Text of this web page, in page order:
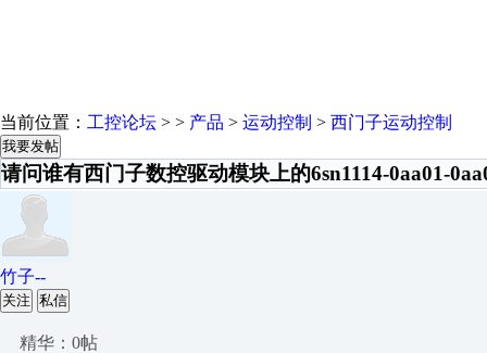
当前位置： 工控论坛 > > 产品 > 运动控制 > 西门子运动控制
我要发帖
请问谁有西门子数控驱动模块上的6sn1114-0aa01-
竹子--
关注 私信
精华：0帖